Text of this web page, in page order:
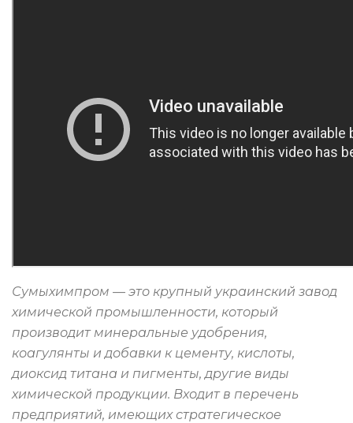
Сумыхимпром — это крупный украинский завод
химической промышленности, который
производит минеральные удобрения,
коагулянты и добавки к цементу, кислоты,
диоксид титана и пигменты, другие виды
химической продукции. Входит в перечень
предприятий, имеющих стратегическое